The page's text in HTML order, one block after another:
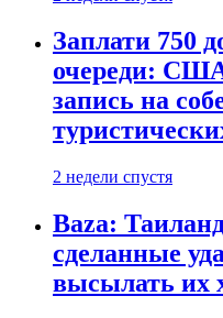
Заплати 750
очереди:
запись на
2 недели спустя
Baza:
сделанные
высылать их